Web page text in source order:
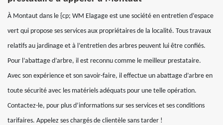
À Montaut dans le {cp; WM Elagage est une société en entretien d’espace
vert qui propose ses services aux propriétaires de la localité. Tous travaux
relatifs au jardinage et à l’entretien des arbres peuvent lui être confiés.
Pour l’abattage d’arbre, il est reconnu comme le meilleur prestataire.
Avec son expérience et son savoir-faire, il effectue un abattage d’arbre en
toute sécurité avec les matériels adéquats pour une telle opération.
Contactez-le, pour plus d’informations sur ses services et ses conditions
tarifaires. Appelez ses chargés de clientèle sans tarder !